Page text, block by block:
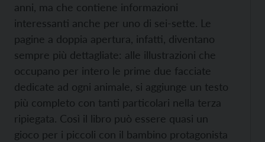
anni, ma che contiene informazioni
interessanti anche per uno di sei-sette. Le
pagine a doppia apertura, infatti, diventano
sempre più dettagliate: alle illustrazioni che
occupano per intero le prime due facciate
dedicate ad ogni animale, si aggiunge un testo
più completo con tanti particolari nella terza
ripiegata. Così il libro può essere quasi un
gioco per i piccoli con il bambino protagonista